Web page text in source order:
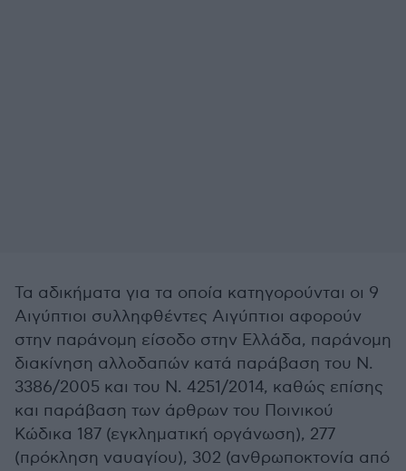
Τα αδικήματα για τα οποία κατηγορούνται οι 9
Αιγύπτιοι συλληφθέντες Αιγύπτιοι αφορούν
στην παράνομη είσοδο στην Ελλάδα, παράνομη
διακίνηση αλλοδαπών κατά παράβαση του Ν.
3386/2005 και του Ν. 4251/2014, καθώς επίσης
και παράβαση των άρθρων του Ποινικού
Κώδικα 187 (εγκληματική οργάνωση), 277
(πρόκληση ναυαγίου), 302 (ανθρωποκτονία από